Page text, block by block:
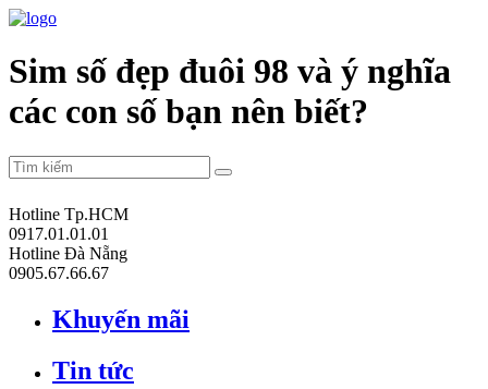
Sim số đẹp đuôi 98 và ý nghĩa
các con số bạn nên biết?
Hotline Tp.HCM
0917.01.01.01
Hotline Đà Nẵng
0905.67.66.67
Khuyến mãi
Tin tức